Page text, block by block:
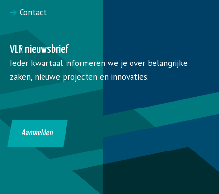
Contact
VLR nieuwsbrief
Ieder kwartaal informeren we je over belangrijke
zaken, nieuwe projecten en innovaties.
Aanmelden